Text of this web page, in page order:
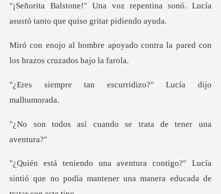
pentina sonó. Lucía
asustó tanto
ado contra la pared con
los b
escurridizo?" Luc
cuando se trata de
o?" Lucía
sintió que no podía mantener un